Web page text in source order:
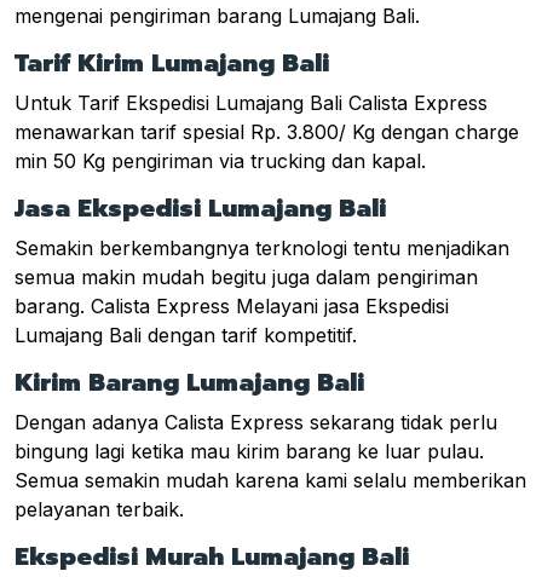
mengenai pengiriman barang Lumajang Bali.
Tarif Kirim Lumajang Bali
Untuk Tarif Ekspedisi Lumajang Bali Calista Express
menawarkan tarif spesial Rp. 3.800/ Kg dengan charge
min 50 Kg pengiriman via trucking dan kapal.
Jasa Ekspedisi Lumajang Bali
Semakin berkembangnya terknologi tentu menjadikan
semua makin mudah begitu juga dalam pengiriman
barang. Calista Express Melayani jasa Ekspedisi
Lumajang Bali dengan tarif kompetitif.
Kirim Barang Lumajang Bali
Dengan adanya Calista Express sekarang tidak perlu
bingung lagi ketika mau kirim barang ke luar pulau.
Semua semakin mudah karena kami selalu memberikan
pelayanan terbaik.
Ekspedisi Murah Lumajang Bali